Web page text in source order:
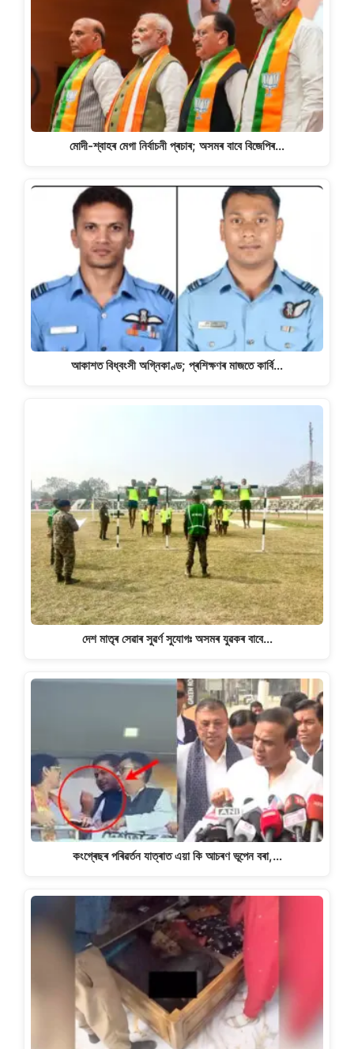
মোদী-শ্বাহৰ মেগা নিৰ্বাচনী প্ৰচাৰ; অসমৰ বাবে বিজেপিৰ…
আকাশত বিধ্বংসী অগ্নিকাণ্ড; প্ৰশিক্ষণৰ মাজতে কাৰ্বি…
দেশ মাতৃৰ সেৱাৰ সুৱৰ্ণ সুযোগঃ অসমৰ যুৱকৰ বাবে…
কংগ্ৰেছৰ পৰিৱৰ্তন যাত্ৰাত এয়া কি আচৰণ ভূপেন বৰা,…